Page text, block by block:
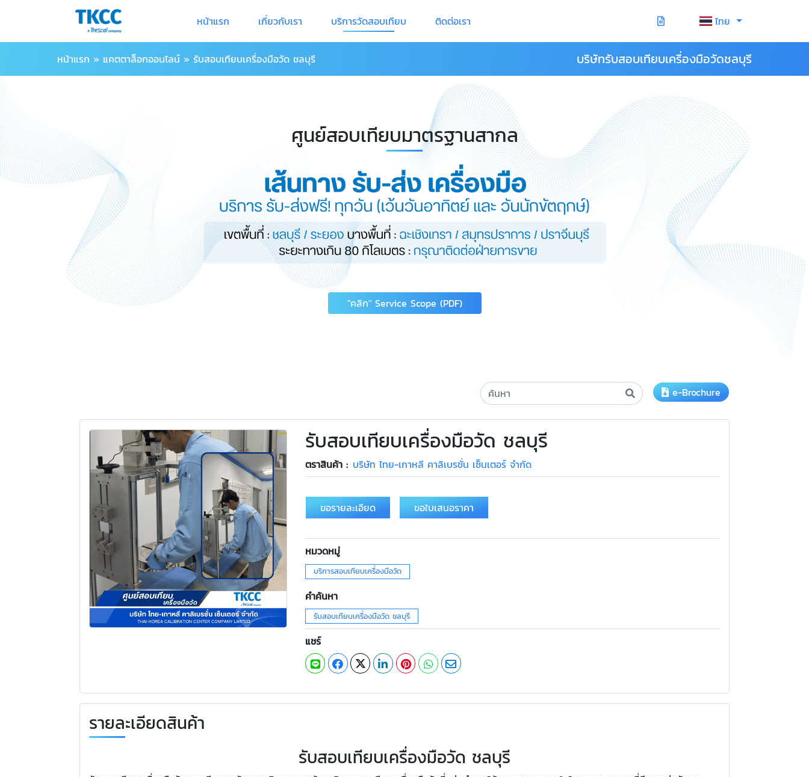
หน้าแรก เกี่ยวกับเรา บริการวัดสอบเทียบ ติดต่อเรา ไทย
หน้าแรก » แคตตาล็อกออนไลน์ » รับสอบเทียบเครื่องมือวัด ชลบุรี บริษัทรับสอบเทียบเครื่องมือวัดชลบุรี
ศูนย์สอบเทียบมาตรฐานสากล
"คลิก" Service Scope (PDF)
e-Brochure
รับสอบเทียบเครื่องมือวัด ชลบุรี
ตราสินค้า : บริษัท ไทย-เกาหลี คาลิเบรชั่น เซ็นเตอร์ จำกัด
ขอรายละเอียด ขอใบเสนอราคา
หมวดหมู่
บริการสอบเทียบเครื่องมือวัด
คำค้นหา
รับสอบเทียบเครื่องมือวัด ชลบุรี
แชร์
รายละเอียดสินค้า
รับสอบเทียบเครื่องมือวัด ชลบุรี